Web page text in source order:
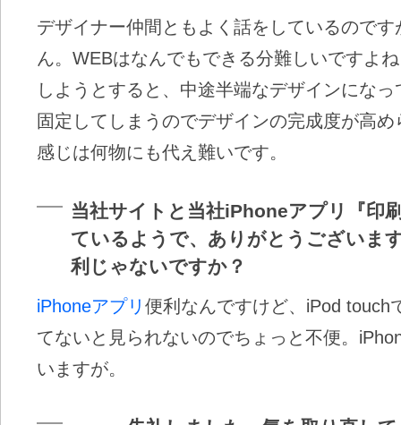
デザイナー仲間ともよく話をしているので
ん。WEBはなんでもできる分難しいですよ
しようとすると、中途半端なデザインにな
固定してしまうのでデザインの完成度が高
感じは何物にも代え難いです。
当社サイトと当社iPhoneアプリ『印
ているようで、ありがとうございま
利じゃないですか？
iPhoneアプリ 便利なんですけど、iPod touch
てないと見られないのでちょっと不便。
いますが。